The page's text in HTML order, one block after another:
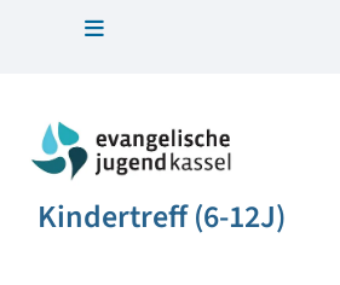
Kindertreff (6-12J)